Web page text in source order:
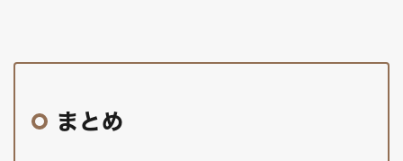
o
まとめ